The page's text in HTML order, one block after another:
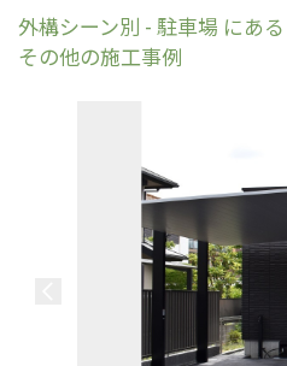
外構シーン別 - 駐車場 にある
その他の施工事例